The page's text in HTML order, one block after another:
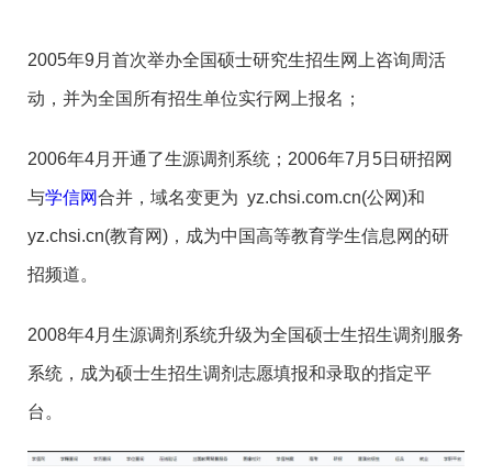
2005年9月首次举办全国硕士研究生招生网上咨询周活
动，并为全国所有招生单位实行网上报名；
2006年4月开通了生源调剂系统；2006年7月5日研招网
与学信网合并，域名变更为 yz.chsi.com.cn(公网)和
yz.chsi.cn(教育网)，成为中国高等教育学生信息网的研
招频道。
2008年4月生源调剂系统升级为全国硕士生招生调剂服务
系统，成为硕士生招生调剂志愿填报和录取的指定平
台。